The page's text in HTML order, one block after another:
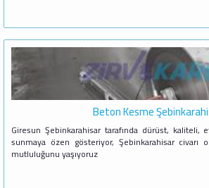
Beton Kesme
Giresun Şebinkarahisar tarafında dürüst,
sunmaya özen gösteriyor, Şebinkarahisar civarı
mutluluğunu yaşıyoruz